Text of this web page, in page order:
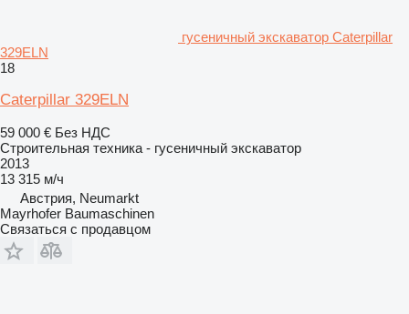
гусеничный экскаватор Caterpillar
329ELN
18
Caterpillar 329ELN
59 000 € Без НДС
Строительная техника - гусеничный экскаватор
2013
13 315 м/ч
Австрия, Neumarkt
Mayrhofer Baumaschinen
Связаться с продавцом